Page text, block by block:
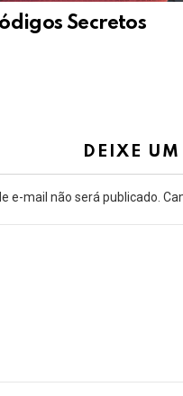
Secretos
DEIXE
e-mail não será publicado.